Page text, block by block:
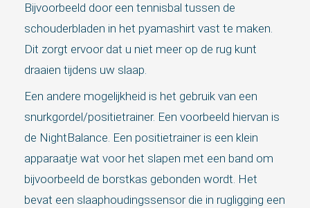
Bijvoorbeeld door een tennisbal tussen de
schouderbladen in het pyamashirt vast te maken.
Dit zorgt ervoor dat u niet meer op de rug kunt
draaien tijdens uw slaap.
Een andere mogelijkheid is het gebruik van een
snurkgordel/positietrainer. Een voorbeeld hiervan is
de NightBalance. Een positietrainer is een klein
apparaatje wat voor het slapen met een band om
bijvoorbeeld de borstkas gebonden wordt. Het
bevat een slaaphoudingssensor die in rugligging een